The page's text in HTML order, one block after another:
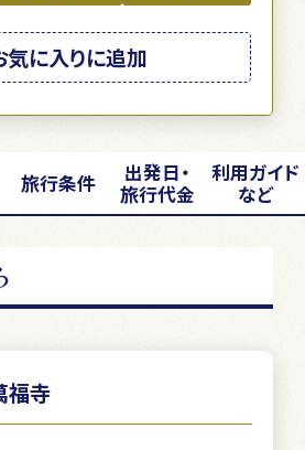
気に入りに追加
旅行条件
出発日・
旅行代金
利用ガイド
など
福寺